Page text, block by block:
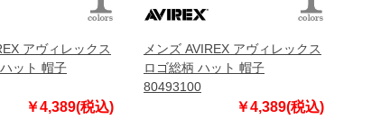
アヴィレックス
ット 帽子
￥4,389(税込)
メンズ AVIREX アヴィレックス
ロゴ総柄 ハット 帽子
80493100
￥4,389(税込)